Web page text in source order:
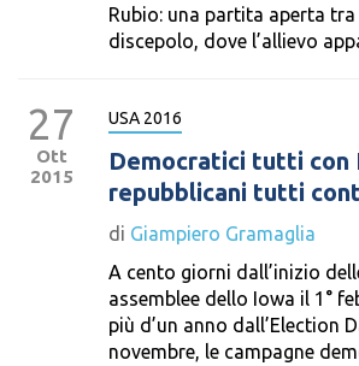
Rubio: una partita aperta
discepolo, dove l’allievo
27
Ott
2015
USA 2016
Democratici tutti con
repubblicani tutti
di Giampiero Gramaglia
A cento giorni dall’inizio
assemblee dello Iowa il 1°
più d’un anno dall’Election
novembre, le campagne